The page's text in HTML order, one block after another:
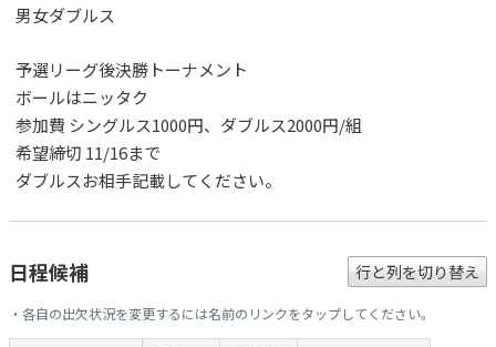
男女ダブルス
予選リーグ後決勝トーナメント
ボールはニッタク
参加費 シングルス1000円、ダブルス2000円/組
希望締切 11/16まで
ダブルスお相手記載してください。
日程候補 行と列を切り替え
・各自の出欠状況を変更するには名前のリンクをタップしてください。